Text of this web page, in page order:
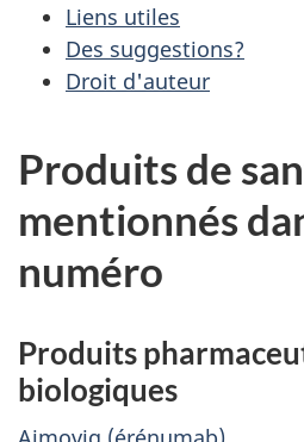
Liens utiles
Des suggestions?
Droit d'auteur
Produits de
mentionnés
numéro
Produits
biologiques